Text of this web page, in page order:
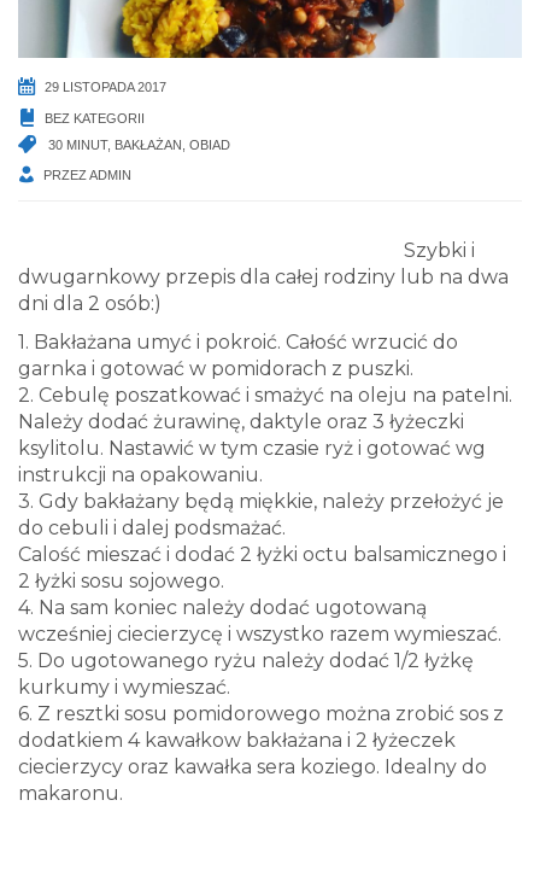
29 LISTOPADA 2017
BEZ KATEGORII
30 MINUT, BAKŁAŻAN OBIAD
PRZEZ ADMIN
Szybki i
dwugarnkowy przepis dla całej rodziny lub na dwa
dni dla 2 osób:)
1. Bakłażana umyć i pokroić. Całość wrzucić do
garnka i gotować w pomidorach z puszki.
2. Cebulę poszatkować i smażyć na oleju na patelni.
Należy dodać żurawinę, daktyle oraz 3 łyżeczki
ksylitolu. Nastawić w tym czasie ryż i gotować wg
instrukcji na opakowaniu.
3. Gdy bakłażany będą miękkie, należy przełożyć je
do cebuli i dalej podsmażać.
Calość mieszać i dodać 2 łyżki octu balsamicznego i
2 łyżki sosu sojowego.
4. Na sam koniec należy dodać ugotowaną
wcześniej ciecierzycę i wszystko razem wymieszać.
5. Do ugotowanego ryżu należy dodać 1/2 łyżkę
kurkumy i wymieszać.
6. Z resztki sosu pomidorowego można zrobić sos z
dodatkiem 4 kawałkow bakłażana i 2 łyżeczek
ciecierzycy oraz kawałka sera koziego. Idealny do
makaronu.